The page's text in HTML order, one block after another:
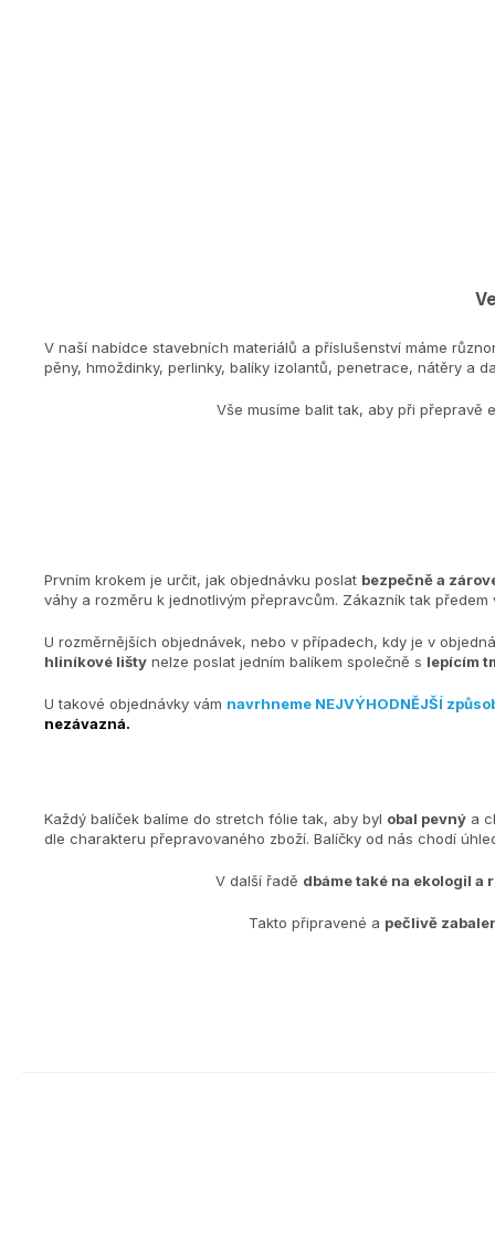
V naší nabídce stavebních materiálů a příslušenství máme
pěny, hmoždinky, perlinky, balíky izolantů, penetrace, nátěry a
Vše musíme balit tak, aby při přepravě
Prvním krokem je určit, jak objednávku poslat bezpečně a
váhy a rozměru k jednotlivým přepravcům. Zákazník tak
U rozměrnějších objednávek, nebo v případech, kdy je v
hliníkové lišty nelze poslat jedním balíkem společně s lepícím
U takové objednávky vám navrhneme NEJVÝHODNĚJŠÍ
nezávazná.
Každý balíček balíme do stretch fólie tak, aby byl obal pevný a
dle charakteru přepravovaného zboží. Balíčky od nás chodí
V další řadě dbáme také na ekologiI a
Takto připravené a pečlivě